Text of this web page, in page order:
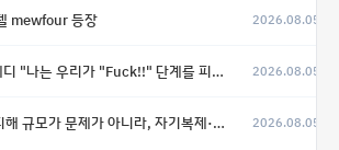
mewfour 등장 2026.08.05
우리가 "Fuck!!" 단계를 피할 수 있기를 바랄 뿐" 2026.08.05
기복제·탈출·확산이 가능한 지능형 시스템의 피해에는 이론적으로 상한이 없다는 것이 문제" 2026.08.05